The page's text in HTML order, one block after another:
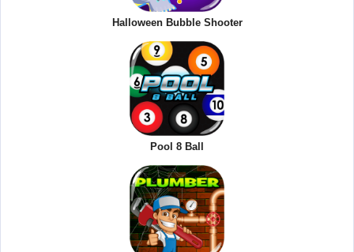
Halloween Bubble Shooter
Pool 8 Ball